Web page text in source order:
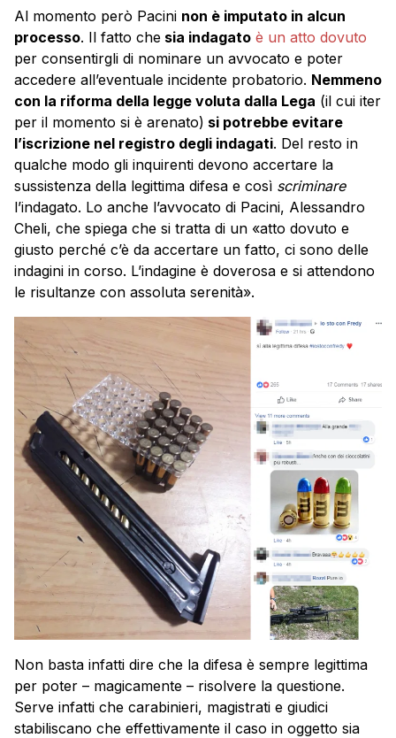
Al momento però Pacini non è imputato in alcun
processo. Il fatto che sia indagato è un atto dovuto
per consentirgli di nominare un avvocato e poter
accedere all’eventuale incidente probatorio. Nemmeno
con la riforma della legge voluta dalla Lega (il cui iter
per il momento si è arenato) si potrebbe evitare
l’iscrizione nel registro degli indagati. Del resto in
qualche modo gli inquirenti devono accertare la
sussistenza della legittima difesa e così scriminare
l’indagato. Lo anche l’avvocato di Pacini, Alessandro
Cheli, che spiega che si tratta di un «atto dovuto e
giusto perché c’è da accertare un fatto, ci sono delle
indagini in corso. L’indagine è doverosa e si attendono
le risultanze con assoluta serenità».
Non basta infatti dire che la difesa è sempre legittima
per poter – magicamente – risolvere la questione.
Serve infatti che carabinieri, magistrati e giudici
stabiliscano che effettivamente il caso in oggetto sia